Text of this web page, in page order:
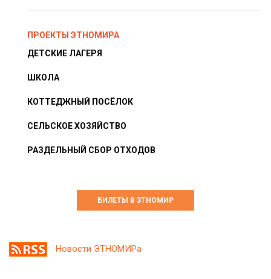
ПРОЕКТЫ ЭТНОМИРА
ДЕТСКИЕ ЛАГЕРЯ
ШКОЛА
КОТТЕДЖНЫЙ ПОСЁЛОК
СЕЛЬСКОЕ ХОЗЯЙСТВО
РАЗДЕЛЬНЫЙ СБОР ОТХОДОВ
БИЛЕТЫ В ЭТНОМИР
Новости ЭТНОМИРа